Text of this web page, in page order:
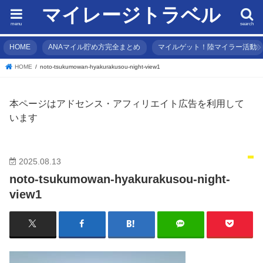
マイレージトラベル search
menu
HOME ANAマイル貯め方完全まとめ マイルゲット！陸マイラー活動
HOME noto-tsukumowan-hyakurakusou-night-view1
本ページはアドセンス・アフィリエイト広告を利用して
います
2025.08.13
noto-tsukumowan-hyakurakusou-night-
view1